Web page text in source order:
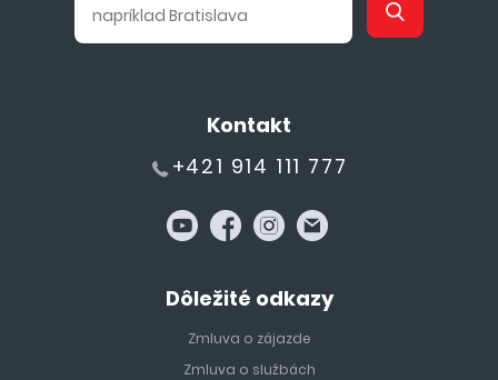
Kontakt
+421 914 111 777
Dôležité odkazy
Zmluva o zájazde
Zmluva o službách